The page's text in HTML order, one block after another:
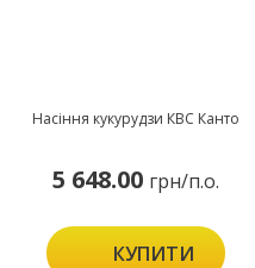
Насіння кукурудзи КВС Канто
5 648.00 грн/п.о.
КУПИТИ